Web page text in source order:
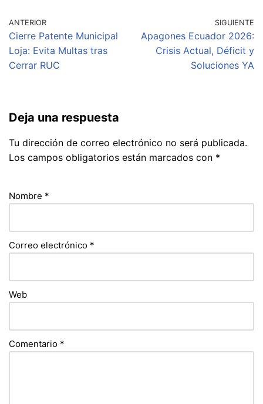
ANTERIOR
Cierre Patente Municipal
Loja: Evita Multas tras
Cerrar RUC
SIGUIENTE
Apagones Ecuador 2026:
Crisis Actual, Déficit y
Soluciones YA
Deja una respuesta
Tu dirección de correo electrónico no será publicada.
Los campos obligatorios están marcados con *
Nombre *
Correo electrónico *
Web
Comentario *